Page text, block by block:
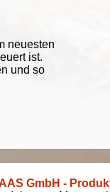
neuesten
ist.
und so
GmbH -